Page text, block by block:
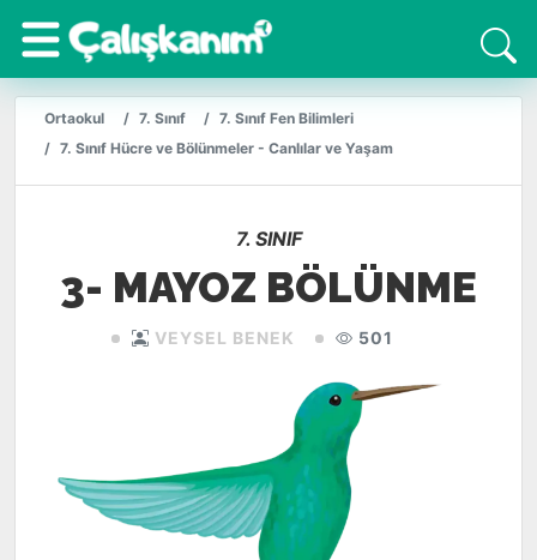
Ortaokul 7. Sınıf
7. Sınıf Fen Bilimleri
7. Sınıf Hücre ve Bölünmeler - Canlılar ve Yaşam
7. SINIF
3- MAYOZ BÖLÜNME
VEYSEL BENEK 501